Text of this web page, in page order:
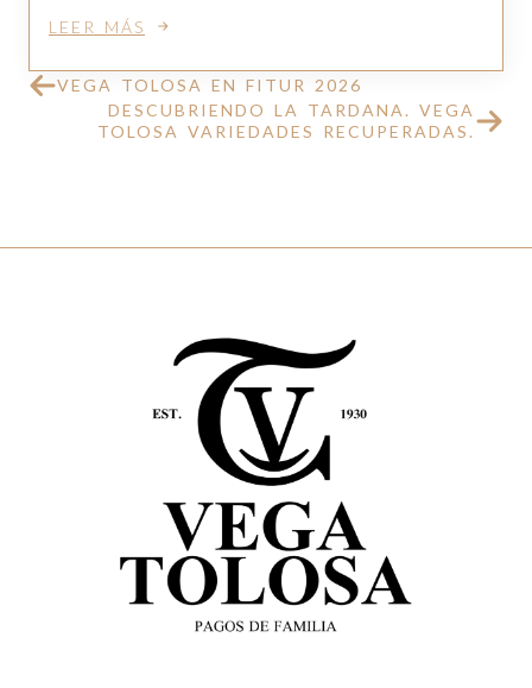
LEER MÁS
VEGA TOLOSA EN FITUR 2026
DESCUBRIENDO LA TARDANA. VEGA
TOLOSA VARIEDADES RECUPERADAS.